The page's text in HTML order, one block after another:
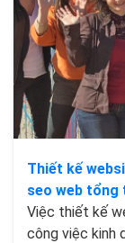
Thiết kế
seo web tổng
Việc thiết kế
công việc kinh